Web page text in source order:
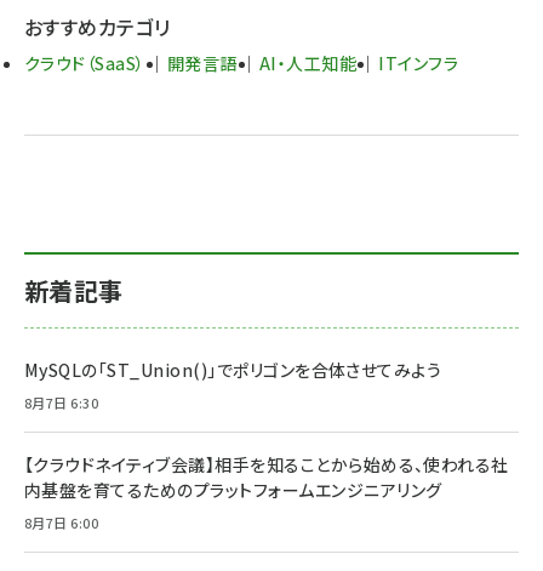
おすすめカテゴリ
クラウド（SaaS） 開発言語 AI・人工知能 ITインフラ
新着記事
MySQLの「ST_Union()」でポリゴンを合体させてみよう
8月7日 6:30
【クラウドネイティブ会議】相手を知ることから始める、使われる社
内基盤を育てるためのプラットフォームエンジニアリング
8月7日 6:00